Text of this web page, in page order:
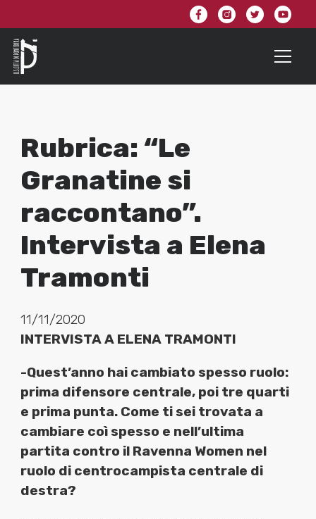
Rubrica: “Le
Granatine si
raccontano”.
Intervista a Elena
Tramonti
11/11/2020
INTERVISTA A ELENA TRAMONTI
-Quest’anno hai cambiato spesso ruolo:
prima difensore centrale, poi tre quarti
e prima punta. Come ti sei trovata a
cambiare coì spesso e nell’ultima
partita contro il Ravenna Women nel
ruolo di centrocampista centrale di
destra?